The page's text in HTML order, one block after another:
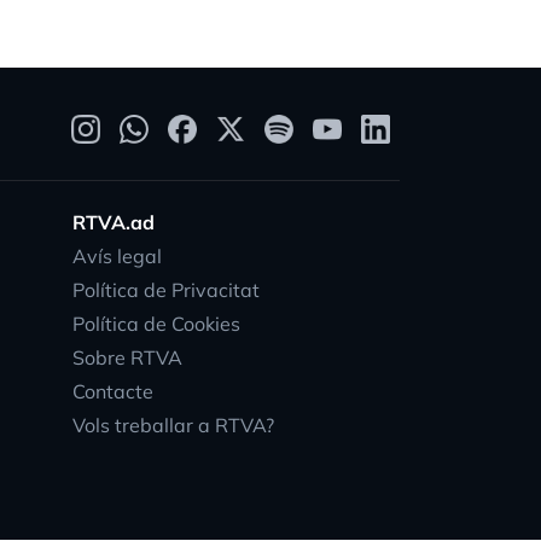
RTVA.ad
Avís legal
Política de Privacitat
Política de Cookies
Sobre RTVA
Contacte
Vols treballar a RTVA?